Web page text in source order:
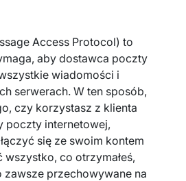
Access Protocol) to
aby dostawca poczty
wiadomości i
serwerach. W ten sposób,
czy korzystasz z klienta
poczty internetowej,
się ze swoim kontem
co otrzymałeś,
zawsze przechowywane na